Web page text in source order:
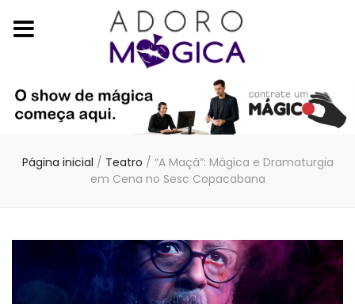
Página inicial / Teatro / “A Maçã”: Mágica e Dramaturgia
em Cena no Sesc Copacabana